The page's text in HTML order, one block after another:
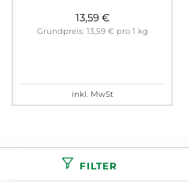
13,59 €
Grundpreis: 13,59 € pro 1 kg
inkl. MwSt
FILTER